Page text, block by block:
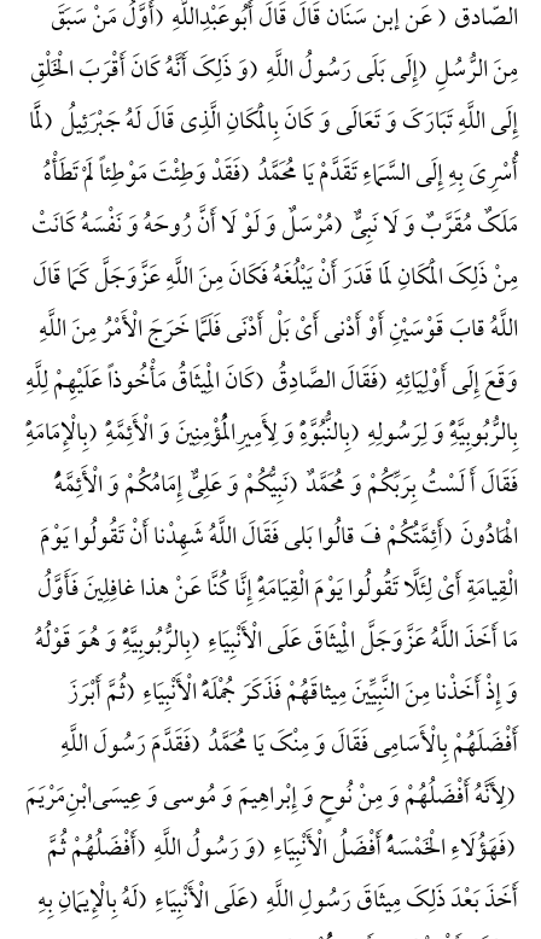
الصّادق ( عَن إبن سَنَان قَالَ قَالَ أَبُوعَبْدِاللَّهِ (أَوَّلُ مَنْ سَبَقَ
مِنَ الرُّسُلِ (إِلَی بَلَی رَسُولُ اللَّهِ (وَ ذَلِکَ أَنَّهُ کَانَ أَقْرَبَ الْخَلْقِ
إِلَی اللَّهِ تَبَارَکَ وَ تَعَالَی وَ کَانَ بِالْمَکَانِ الَّذِی قَالَ لَهُ جَبْرَئِیلُ (لَمَّا
أُسْرِیَ بِهِ إِلَی السَّمَاءِ تَقَدَّمْ یَا مُحَمَّدُ (فَقَدْ وَطِئْتَ مَوْطِئاً لَمْ تَطَأْهُ
مَلَکٌ مُقَرَّبٌ وَ لَا نَبِیٌّ (مُرْسَلٌ وَ لَوْ لَا أَنَّ رُوحَهُ وَ نَفْسَهُ کَانَتْ
مِنْ ذَلِکَ الْمَکَانِ لَمَا قَدَرَ أَنْ یَبْلُغَهُ فَکَانَ مِنَ اللَّهِ عَزَّوَجَلَّ کَمَا قَالَ
اللَّهُ قابَ قَوْسَیْنِ أَوْ أَدْنی أَیْ بَلْ أَدْنَی فَلَمَّا خَرَجَ الْأَمْرُ مِنَ اللَّهِ
وَقَعَ إِلَی أَوْلِیَائِهِ (فَقَالَ الصَّادِقُ (کَانَ الْمِیثَاقُ مَأْخُوذاً عَلَیْهِمْ لِلَّهِ
بِالرُّبُوبِیَّهًِْ وَ لِرَسُولِهِ (بِالنُّبُوَّهًِْ وَ لِأَمِیرِالْمُؤْمِنِینَ وَ الْأَئِمَّهًِْ (بِالْإِمَامَهًِْ
فَقَالَ أَ لَسْتُ بِرَبِّکُمْ وَ مُحَمَّدٌ (نَبِیُّکُمْ وَ عَلِیٌّ إِمَامُکُمْ وَ الْأَئِمَّهًُْ
الْهَادُونَ (أَئِمَّتُکُمْ فَ قالُوا بَلی فَقَالَ اللَّهُ شَهِدْنا أَنْ تَقُولُوا یَوْمَ
الْقِیامَةِ أَیْ لِئَلَّا تَقُولُوا یَوْمَ الْقِیَامَهًِْ إِنَّا کُنَّا عَنْ هذا غافِلِینَ فَأَوَّلُ
مَا أَخَذَ اللَّهُ عَزَّوَجَلَّ الْمِیثَاقَ عَلَی الْأَنْبِیَاءِ (بِالرُّبُوبِیَّهًِْ وَ هُوَ قَوْلُهُ
وَ إِذْ أَخَذْنا مِنَ النَّبِیِّینَ مِیثاقَهُمْ فَذَکَرَ جُمْلَهًَْ الْأَنْبِیَاءِ (ثُمَّ أَبْرَزَ
أَفْضَلَهُمْ بِالْأَسَامِی فَقَالَ وَ مِنْکَ یَا مُحَمَّدُ (فَقَدَّمَ رَسُولَ اللَّهِ
(لِأَنَّهُ أَفْضَلُهُمْ وَ مِنْ نُوحٍ وَ إِبْراهِیمَ وَ مُوسی وَ عِیسَی‌ابْنِ‌مَرْیَمَ
(فَهَؤُلَاءِ الْخَمْسَهًُْ أَفْضَلُ الْأَنْبِیَاءِ (وَ رَسُولُ اللَّهِ (أَفْضَلُهُمْ ثُمَّ
أَخَذَ بَعْدَ ذَلِکَ مِیثَاقَ رَسُولِ اللَّهِ (عَلَی الْأَنْبِیَاءِ (لَهُ بِالْإِیمَانِ بِهِ